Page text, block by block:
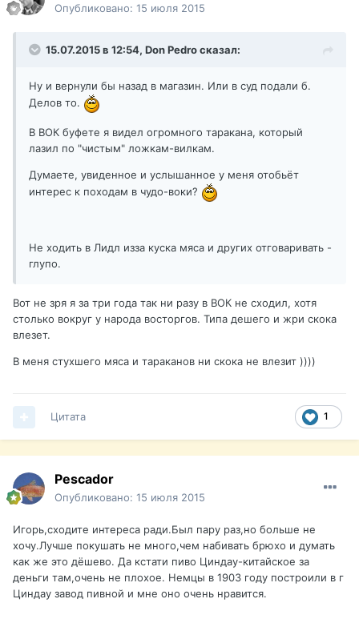
Опубликовано: 15 июля 2015
15.07.2015 в 12:54, Don Pedroсказал:
Ну и вернули бы назад в магазин. Или в суд подали б.
Делов то.
В ВОК буфете я видел огромного таракана, который
лазил по "чистым" ложкам-вилкам.
Думаете, увиденное и услышанное у меня отобьёт
интерес к походам в чудо-воки?
Не ходить в Лидл изза куска мяса и других отговаривать -
глупо.
Вот не зря я за три года так ни разу в ВОК не сходил, хотя
столько вокруг у народа восторгов. Типа дешего и жри скока
влезет.
В меня стухшего мяса и тараканов ни скока не влезит ))))
1
Цитата
Pescador
Опубликовано: 15 июля 2015
Игорь,сходите интереса ради.Был пару раз,но больше не
хочу.Лучше покушать не много,чем набивать брюхо и думать
как же это дёшево. Да кстати пиво Циндау-китайское за
деньги там,очень не плохое. Немцы в 1903 году построили в г
Циндау завод пивной и мне оно очень нравится.